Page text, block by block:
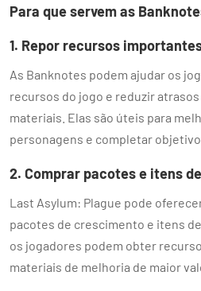
Para que servem as
1. Repor recursos
As Banknotes podem ajudar os
recursos do jogo e reduzir
materiais. Elas são úteis para
personagens e completar
2. Comprar pacotes e itens
Last Asylum: Plague pode
pacotes de crescimento e itens
os jogadores podem obter
materiais de melhoria de maior